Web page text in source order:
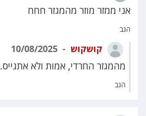
אני ממזר מוזר מהמגזר חחח
הגב
קושקוש
מהמגזר החרדי, אמות ולא אתגייס.
הגב